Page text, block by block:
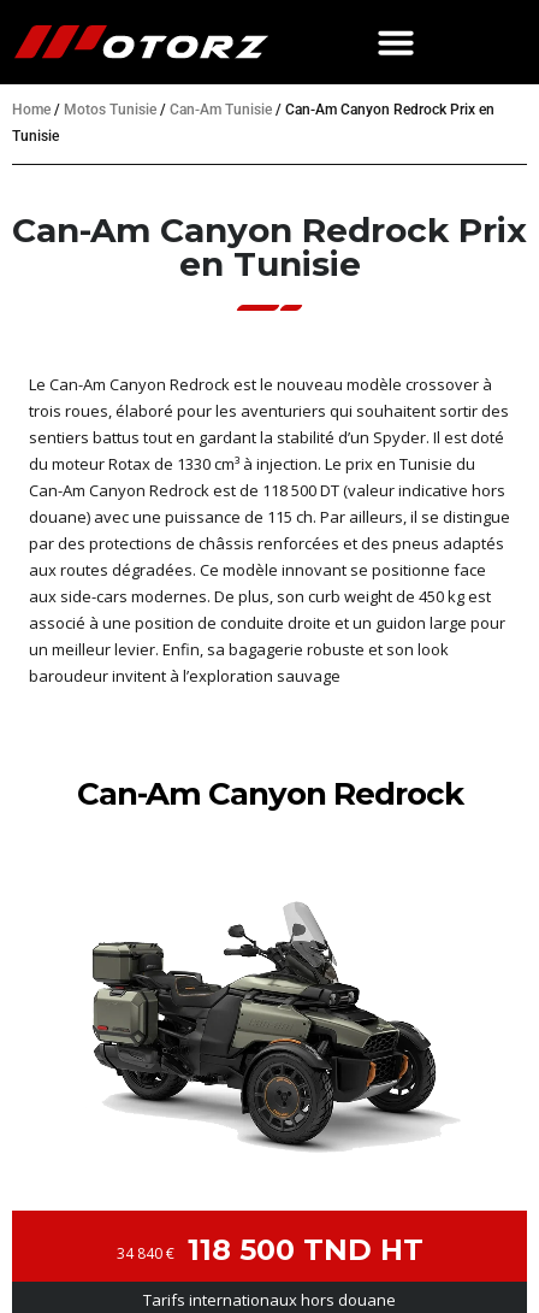
Home / Motos Tunisie / Can-Am Tunisie / Can-Am Canyon Redrock Prix en
Tunisie
Can-Am Canyon Redrock Prix
en Tunisie
Le Can-Am Canyon Redrock est le nouveau modèle crossover à
trois roues, élaboré pour les aventuriers qui souhaitent sortir des
sentiers battus tout en gardant la stabilité d’un Spyder. Il est doté
du moteur Rotax de 1330 cm³ à injection. Le prix en Tunisie du
Can-Am Canyon Redrock est de 118 500 DT (valeur indicative hors
douane) avec une puissance de 115 ch. Par ailleurs, il se distingue
par des protections de châssis renforcées et des pneus adaptés
aux routes dégradées. Ce modèle innovant se positionne face
aux side-cars modernes. De plus, son curb weight de 450 kg est
associé à une position de conduite droite et un guidon large pour
un meilleur levier. Enfin, sa bagagerie robuste et son look
baroudeur invitent à l’exploration sauvage
Can-Am Canyon Redrock
118 500 TND HT
34 840 €
Tarifs internationaux hors douane